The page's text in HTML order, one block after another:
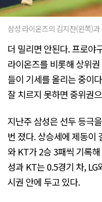
삼성 라이온즈의 김지찬(왼쪽)
더 밀리면 안된다. 프로야
라이온즈를 비롯해 상위
들이 기세를 올리는 중이
잘 치르지 못하면 중위권
지난주 삼성은 선두 등극
번 졌다. 상승세에 제동이
와 KT가 2승 3패씩 기록
성과 KT는 0.5경기 차,
시권 안에 두고 있다.